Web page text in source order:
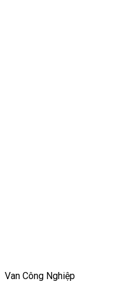
Van Công Nghiệp